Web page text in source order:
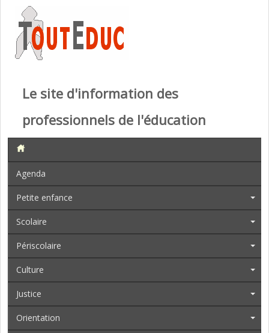
Le site d'information des
professionnels de l'éducation
Agenda
Petite enfance
Scolaire
Périscolaire
Culture
Justice
Orientation